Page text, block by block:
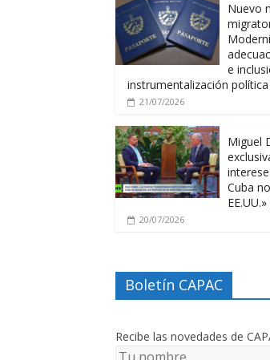
Nuevo
e
instrumentalización política
21/07/2026
Miguel
Cuba
20/07/2026
Boletín CAPAC
Recibe las novedades de